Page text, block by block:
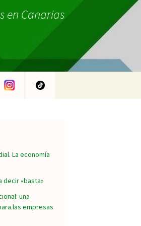
en Canarias
La economía
decir «basta»
una
las empresas